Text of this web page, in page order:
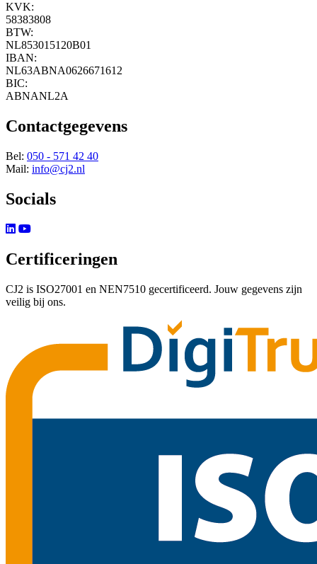
KVK:
58383808
BTW:
NL853015120B01
IBAN:
NL63ABNA0626671612
BIC:
ABNANL2A
Contactgegevens
Bel: 050 - 571 42 40
Mail: info@cj2.nl
Socials
Certificeringen
CJ2 is ISO27001 en NEN7510 gecertificeerd. Jouw gegevens zijn
veilig bij ons.